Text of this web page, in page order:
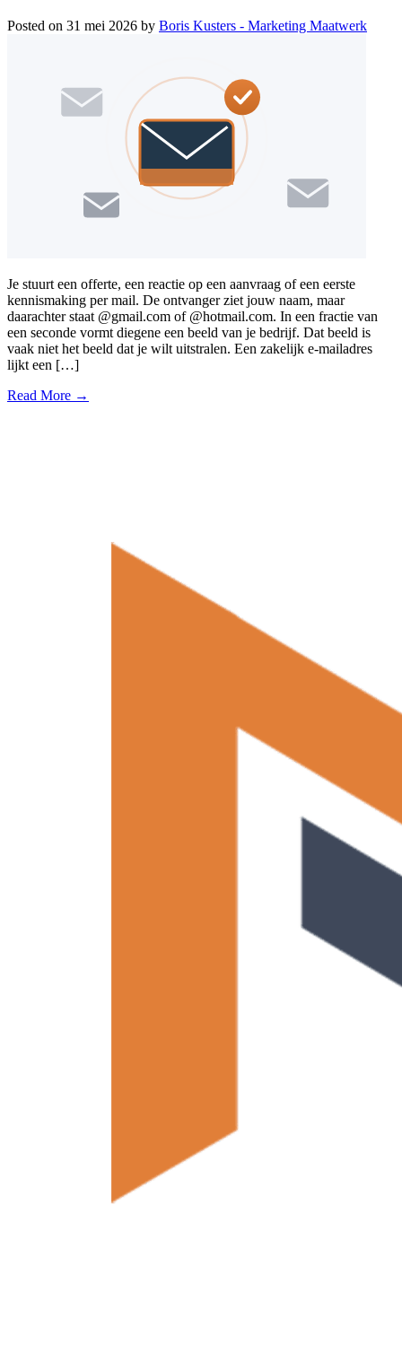
Posted on 31 mei 2026 by Boris Kusters - Marketing Maatwerk
Je stuurt een offerte, een reactie op een aanvraag of een eerste
kennismaking per mail. De ontvanger ziet jouw naam, maar
daarachter staat @gmail.com of @hotmail.com. In een fractie van
een seconde vormt diegene een beeld van je bedrijf. Dat beeld is
vaak niet het beeld dat je wilt uitstralen. Een zakelijk e-mailadres
lijkt een […]
Read More →